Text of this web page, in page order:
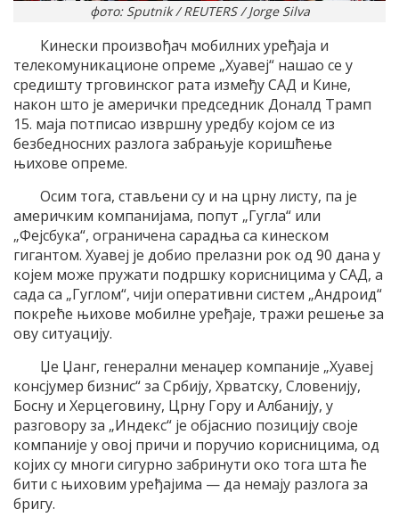
фото: Sputnik / REUTERS / Jorge Silva
Кинески произвођач мобилних уређаја и
телекомуникационе опреме „Хуавеј“ нашао се у
средишту трговинског рата између САД и Кине,
након што је амерички председник Доналд Трамп
15. маја потписао извршну уредбу којом се из
безбедносних разлога забрањује коришћење
њихове опреме.
Осим тога, стављени су и на црну листу, па је
америчким компанијама, попут „Гугла“ или
„Фејсбука“, ограничена сарадња са кинеском
гигантом. Хуавеј је добио прелазни рок од 90 дана у
којем може пружати подршку корисницима у САД, а
сада са „Гуглом“, чији оперативни систем „Андроид“
покреће њихове мобилне уређаје, тражи решење за
ову ситуацију.
Џе Џанг, генерални менаџер компаније „Хуавеј
консјумер бизнис“ за Србију, Хрватску, Словенију,
Босну и Херцеговину, Црну Гору и Албанију, у
разговору за „Индекс“ је објаснио позицију своје
компаније у овој причи и поручио корисницима, од
којих су многи сигурно забринути око тога шта ће
бити с њиховим уређајима — да немају разлога за
бригу.